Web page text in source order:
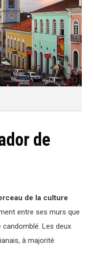
de
de la culture
entre ses murs que
Les deux
à majorité